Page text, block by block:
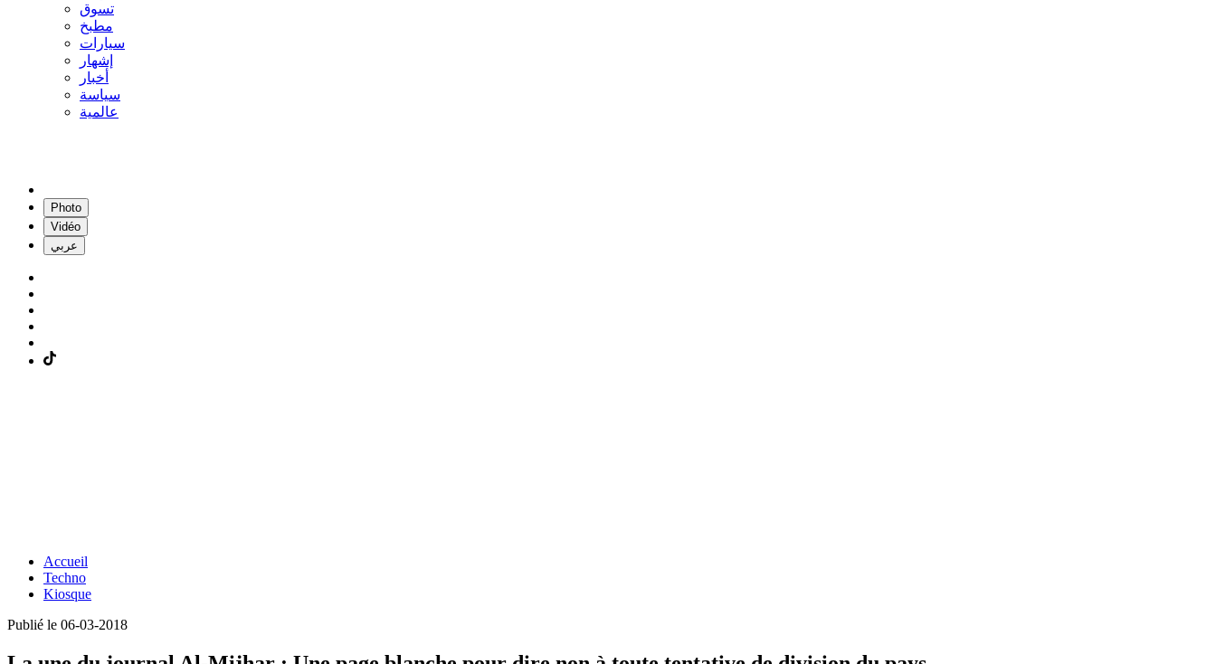
تسوق
مطبخ
سيارات
إشهار
أخبار
سياسة
عالمية
Photo
Vidéo
عربي
Accueil
Techno
Kiosque
Publié le 06-03-2018